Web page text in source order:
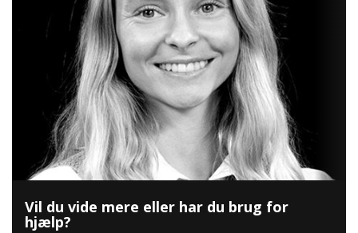
Vil du vide mere eller har du brug for
hjælp?